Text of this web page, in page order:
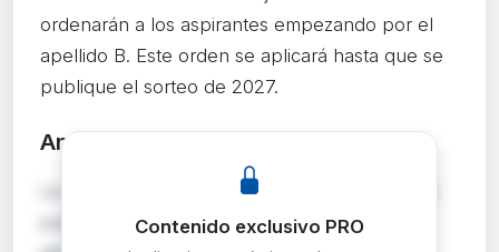
ordenarán a los aspirantes empezando por el
apellido B. Este orden se aplicará hasta que se
publique el sorteo de 2027.
Análisis detallado
La Secretaría de Estado de Función Pública ha
publicado el resultado del sorteo anual que
Contenido exclusivo PRO